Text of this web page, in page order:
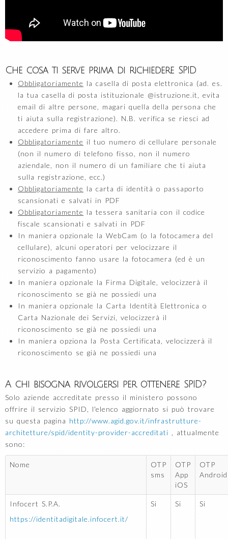
Che cosa ti serve prima di richiedere SPID
Obbligatoriamente la casella di posta elettronica (ad. es.
la tua casella di posta istituzionale @istruzione.it, evita
email di altre persone, magari quella della persona che
ti aiuta sulla registrazione). N.B. verifica se riesci ad
accedere prima di fare altro.
Obbligatoriamente il tuo numero di cellulare personale
(non il numero di telefono fisso, non il numero
aziendale, non il numero di un familiare che ti aiuta
sulla registrazione, ecc.)
Obbligatoriamente la carta di identità o passaporto
scansionati e salvati in PDF
Obbligatoriamente la tessera sanitaria con il codice
fiscale scansionati e salvati in PDF
In maniera opzionale la WebCam (o la fotocamera del
cellulare), alcuni operatori per velocizzare il
riconoscimento fanno usare la fotocamera (ed è un
servizio a pagamento)
In maniera opzionale la Firma Digitale, velocizzerà il
riconoscimento se già ne possiedi una
In maniera opzionale la Carta Identità Elettronica o
Carta Nazionale dei Servizi, velocizzerà il
riconoscimento se già ne possiedi una
In maniera opziona la Posta Certificata, velocizzerà il
riconoscimento se già ne possiedi una
A chi bisogna rivolgersi per ottenere SPID?
Solo aziende accreditate presso il ministero possono
offrire il servizio SPID, l'elenco aggiornato si può trovare
su questa pagina http://www.agid.gov.it/infrastrutture-
architetture/spid/identity-provider-accreditati , attualmente
sono:
Nome
OTP
sms
OTP
App
iOS
OTP
Android
Infocert S.P.A.
https://identitadigitale.infocert.it/
Si Si Si